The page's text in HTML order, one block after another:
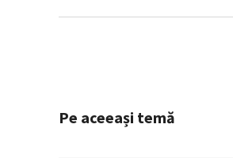
Pe aceeași temă